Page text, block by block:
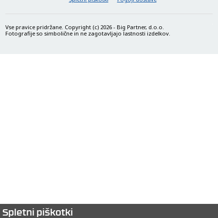
vlažne ali suhe lase. 6. Stožčasta cev – zasnovana za oblikovanje
večnamenski oblikovalnik las in vse njegove nastavke.
Vse pravice pridržane. Copyright (c) 2026 - Big Partner, d.o.o.
Fotografije so simbolične in ne zagotavljajo lastnosti izdelkov.
Spletni piškotki